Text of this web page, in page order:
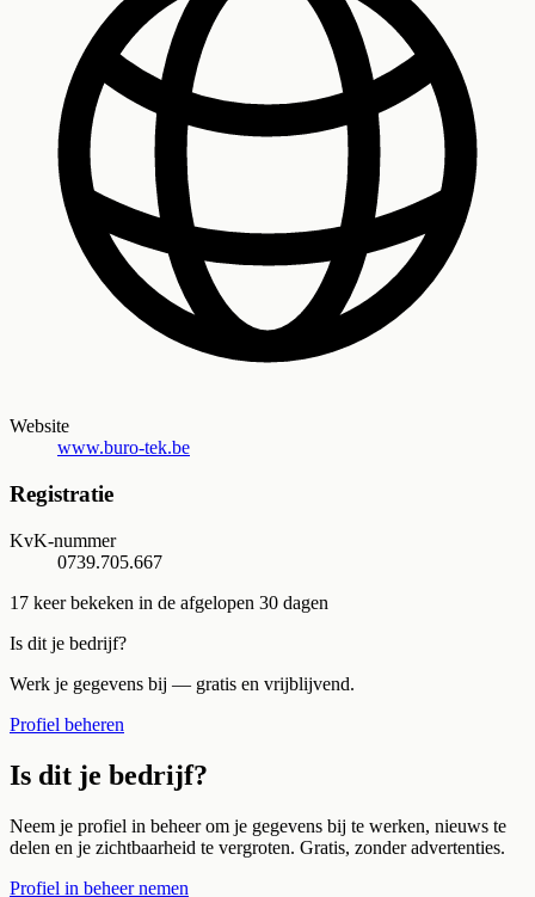
Website
www.buro-tek.be
Registratie
KvK-nummer
0739.705.667
17 keer bekeken in de afgelopen 30 dagen
Is dit je bedrijf?
Werk je gegevens bij — gratis en vrijblijvend.
Profiel beheren
Is dit je bedrijf?
Neem je profiel in beheer om je gegevens bij te werken, nieuws te
delen en je zichtbaarheid te vergroten. Gratis, zonder advertenties.
Profiel in beheer nemen